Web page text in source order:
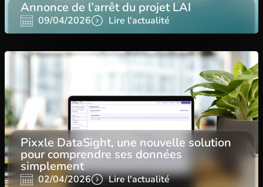
Annonce de l’arrêt du projet LAI
09/04/2026 Lire l'actualité
Pixxle DataSight, une nouvelle solution
pour comprendre ses données
simplement
02/04/2026 Lire l'actualité